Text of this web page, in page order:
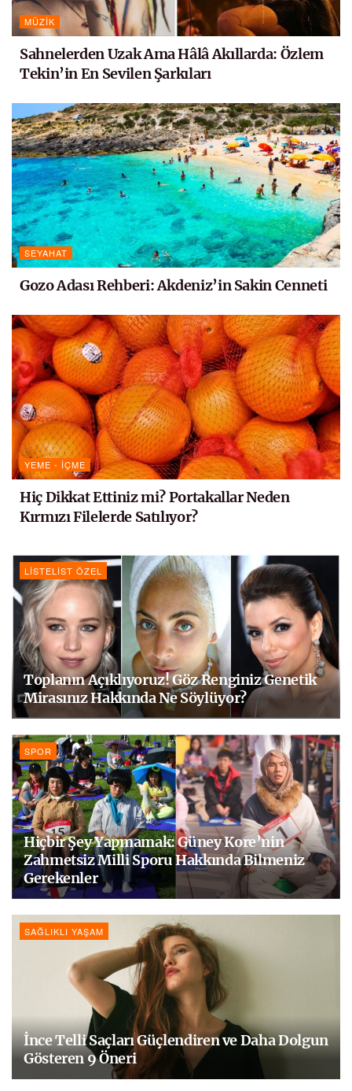
MÜZIK
Sahnelerden Uzak Ama Hâlâ Akıllarda: Özlem
Tekin’in En Sevilen Şarkıları
SEYAHAT
Gozo Adası Rehberi: Akdeniz’in Sakin Cenneti
YEME - İÇME
Hiç Dikkat Ettiniz mi? Portakallar Neden
Kırmızı Filelerde Satılıyor?
LISTELIST ÖZEL
Toplanın Açıklıyoruz! Göz Renginiz Genetik
Mirasınız Hakkında Ne Söylüyor?
SPOR
Hiçbir Şey Yapmamak: Güney Kore’nin
Zahmetsiz Milli Sporu Hakkında Bilmeniz
Gerekenler
SAĞLIKLI YAŞAM
İnce Telli Saçları Güçlendiren ve Daha Dolgun
Gösteren 9 Öneri